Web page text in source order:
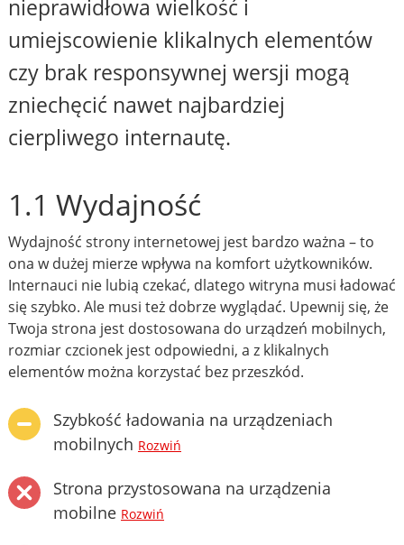
nieprawidłowa wielkość i
umiejscowienie klikalnych elementów
czy brak responsywnej wersji mogą
zniechęcić nawet najbardziej
cierpliwego internautę.
1.1 Wydajność
Wydajność strony internetowej jest bardzo ważna – to
ona w dużej mierze wpływa na komfort użytkowników.
Internauci nie lubią czekać, dlatego witryna musi ładować
się szybko. Ale musi też dobrze wyglądać. Upewnij się, że
Twoja strona jest dostosowana do urządzeń mobilnych,
rozmiar czcionek jest odpowiedni, a z klikalnych
elementów można korzystać bez przeszkód.
Szybkość ładowania na urządzeniach
mobilnych Rozwiń
Strona przystosowana na urządzenia
mobilne Rozwiń